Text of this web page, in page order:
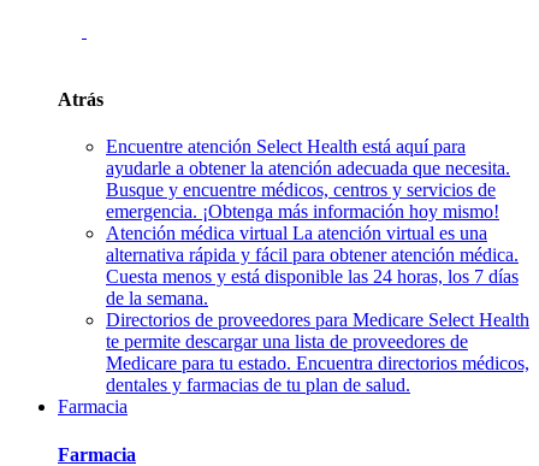
Atrás
Encuentre atención Select Health está aquí para
ayudarle a obtener la atención adecuada que necesita.
Busque y encuentre médicos, centros y servicios de
emergencia. ¡Obtenga más información hoy mismo!
Atención médica virtual La atención virtual es una
alternativa rápida y fácil para obtener atención médica.
Cuesta menos y está disponible las 24 horas, los 7 días
de la semana.
Directorios de proveedores para Medicare Select Health
te permite descargar una lista de proveedores de
Medicare para tu estado. Encuentra directorios médicos,
dentales y farmacias de tu plan de salud.
Farmacia
Farmacia